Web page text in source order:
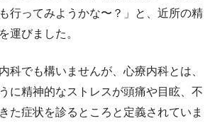
行ってみようかな〜？」と、近所の精
運びました。
科でも構いませんが、心療内科とは、
に精神的なストレスが頭痛や目眩、不
た症状を診るところと定義されていま